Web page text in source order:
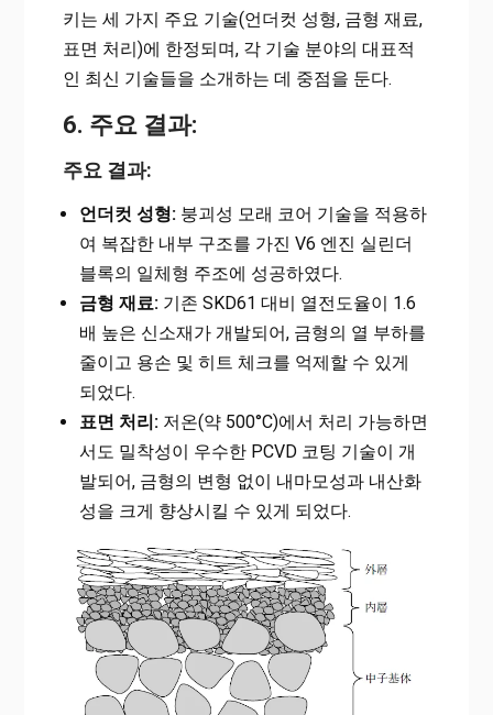
키는 세 가지 주요 기술(언더컷 성형, 금형 재료,
표면 처리)에 한정되며, 각 기술 분야의 대표적
인 최신 기술들을 소개하는 데 중점을 둔다.
6. 주요 결과:
주요 결과:
언더컷 성형:붕괴성 모래 코어 기술을 적용하
여 복잡한 내부 구조를 가진 V6 엔진 실린더
블록의 일체형 주조에 성공하였다.
금형 재료:기존 SKD61 대비 열전도율이 1.6
배 높은 신소재가 개발되어, 금형의 열 부하를
줄이고 용손 및 히트 체크를 억제할 수 있게
되었다.
표면 처리:저온(약 500°C)에서 처리 가능하면
서도 밀착성이 우수한 PCVD 코팅 기술이 개
발되어, 금형의 변형 없이 내마모성과 내산화
성을 크게 향상시킬 수 있게 되었다.